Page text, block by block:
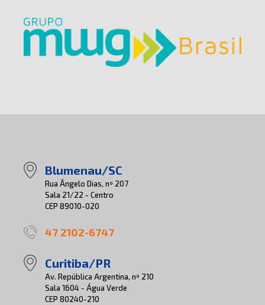
Blumenau/SC
Rua Ângelo Dias, nº 207
Sala 21/22 - Centro
CEP 89010-020
47 2102-6747
Curitiba/PR
Av. República Argentina, nº 210
Sala 1604 - Água Verde
CEP 80240-210